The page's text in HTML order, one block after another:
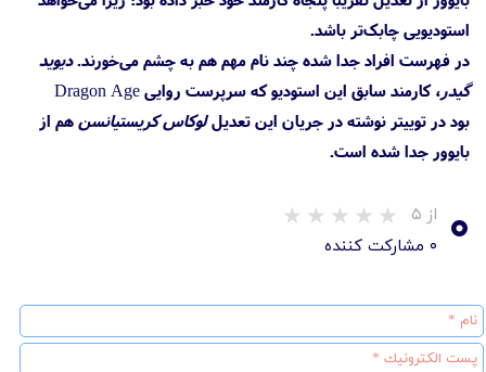
استودیویی چابک‌تر باشد.
در فهرست افراد جدا شده چند نام مهم هم به چشم می‌خورند.دیوید
گیدر
، کارمند سابق این استودیو که سرپرست روایی Dragon Age
بود در توییتر نوشته در جریان این تعدیللوکاس کریستیانسنهم از
بایوور جدا شده است.
۰ از ۵
۰ مشارکت کننده